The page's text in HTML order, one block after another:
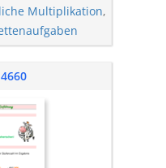
Multiplikation,